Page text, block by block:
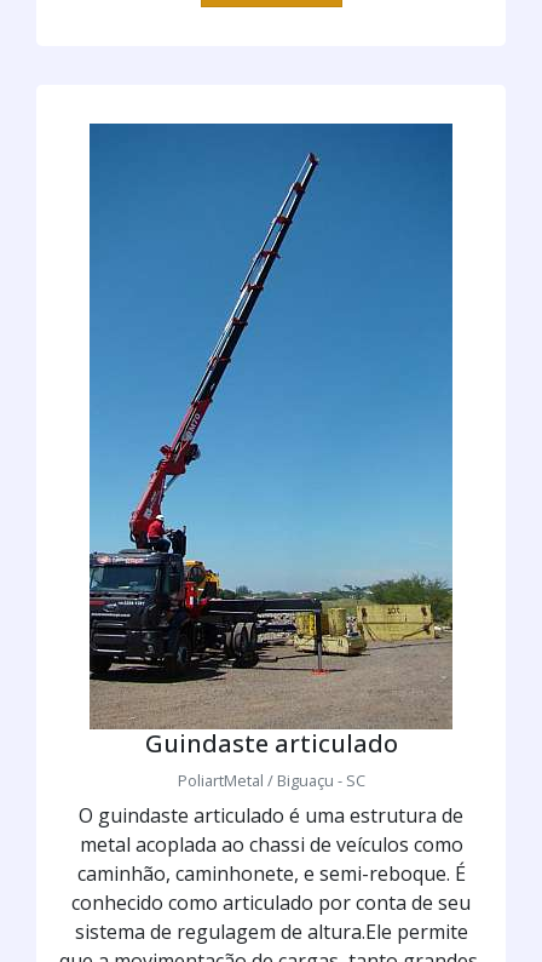
Guindaste articulado
PoliartMetal / Biguaçu - SC
O guindaste articulado é uma estrutura de
metal acoplada ao chassi de veículos como
caminhão, caminhonete, e semi-reboque. É
conhecido como articulado por conta de seu
sistema de regulagem de altura.Ele permite